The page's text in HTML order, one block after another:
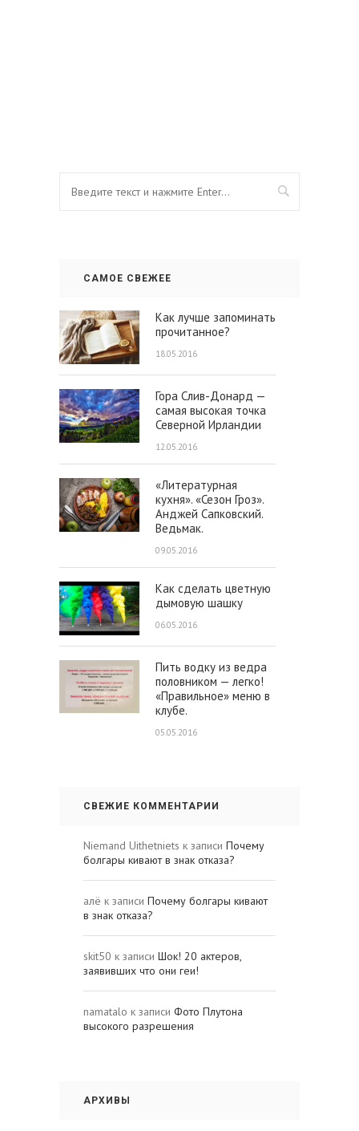
САМОЕ СВЕЖЕЕ
Как лучше запоминать
прочитанное?
18.05.2016
Гора Слив-Донард —
самая высокая точка
Северной Ирландии
12.05.2016
«Литературная
кухня». «Сезон Гроз».
Анджей Сапковский.
Ведьмак.
09.05.2016
Как сделать цветную
дымовую шашку
06.05.2016
Пить водку из ведра
половником — легко!
«Правильное» меню в
клубе.
05.05.2016
СВЕЖИЕ КОММЕНТАРИИ
Niemand Uithetniets к записи Почему
болгары кивают в знак отказа?
алё к записи Почему болгары кивают
в знак отказа?
skit50 к записи Шок! 20 актеров,
заявивших что они геи!
namatalo к записи Фото Плутона
высокого разрешения
АРХИВЫ